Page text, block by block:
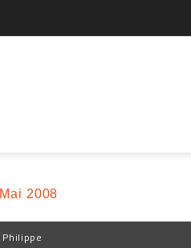
Mai 2008
Philippe